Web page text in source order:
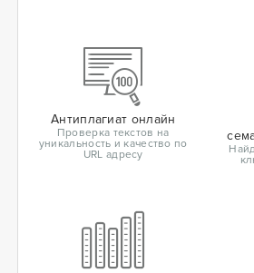
Антиплагиат онлайн
Проверка текстов на
уникальность и качество по
URL адресу